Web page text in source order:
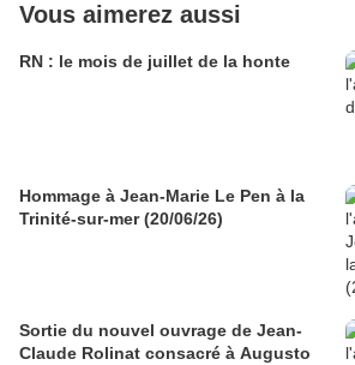
Vous aimerez aussi
RN : le mois de juillet de la honte
Hommage à Jean-Marie Le Pen à la
Trinité-sur-mer (20/06/26)
Sortie du nouvel ouvrage de Jean-
Claude Rolinat consacré à Augusto